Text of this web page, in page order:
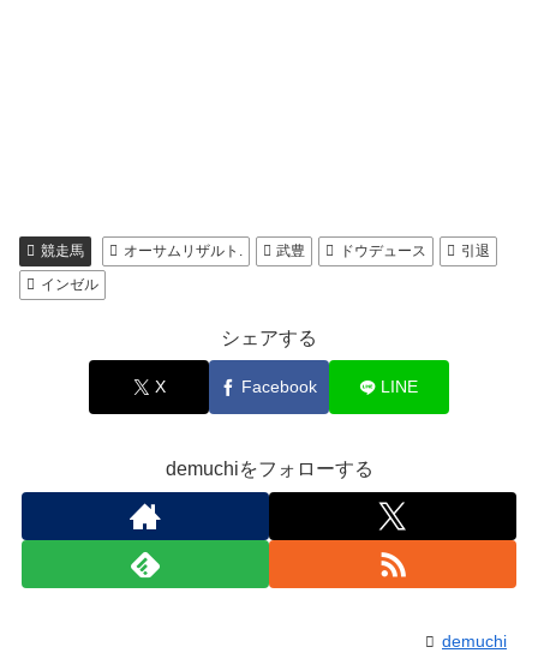
競走馬 オーサムリザルト. 武豊 ドウデュース
引退
インゼル
シェアする
X Facebook LINE
demuchiをフォローする
demuchi